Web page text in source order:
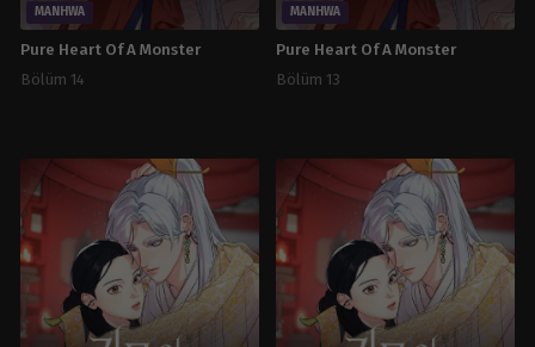
MANHWA
Pure Heart Of A Monster
Bölüm 14
MANHWA
Pure Heart Of A Monster
Bölüm 13